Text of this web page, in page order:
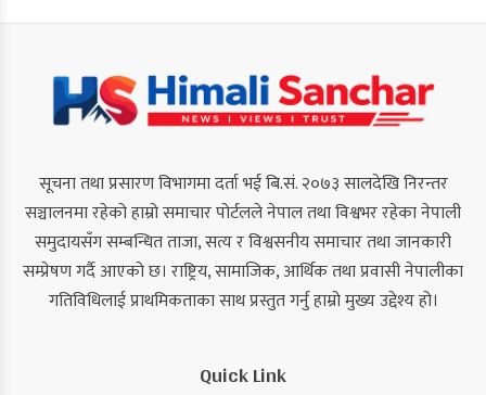
सूचना तथा प्रसारण विभागमा दर्ता भई बि.सं. २०७३ सालदेखि निरन्तर
सञ्चालनमा रहेको हाम्रो समाचार पोर्टलले नेपाल तथा विश्वभर रहेका नेपाली
समुदायसँग सम्बन्धित ताजा, सत्य र विश्वसनीय समाचार तथा जानकारी
सम्प्रेषण गर्दै आएको छ। राष्ट्रिय, सामाजिक, आर्थिक तथा प्रवासी नेपालीका
गतिविधिलाई प्राथमिकताका साथ प्रस्तुत गर्नु हाम्रो मुख्य उद्देश्य हो।
Quick Link